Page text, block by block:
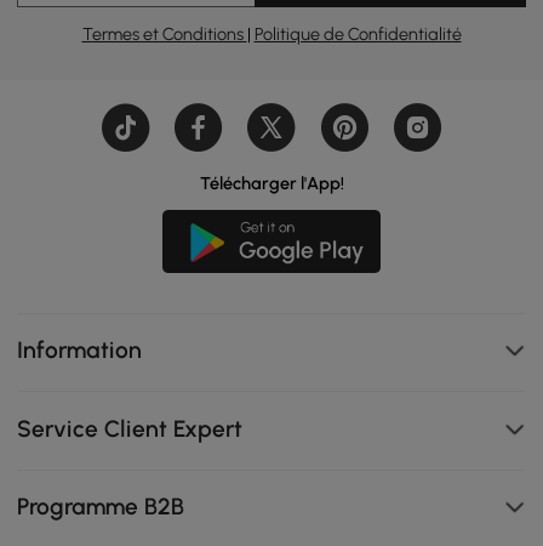
Termes et Conditions | Politique de Confidentialité
Télécharger l'App!
Information
Service Client Expert
Programme B2B